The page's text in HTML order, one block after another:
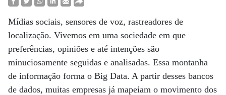
Mídias sociais, sensores de voz, rastreadores de
localização. Vivemos em uma sociedade em que
preferências, opiniões e até intenções são
minuciosamente seguidas e analisadas. Essa montanha
de informação forma o Big Data. A partir desses bancos
de dados, muitas empresas já mapeiam o movimento dos